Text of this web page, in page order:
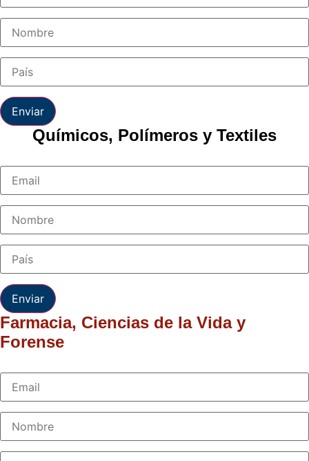
Enviar
Químicos, Polímeros y Textiles
Enviar
Farmacia, Ciencias de la Vida y
Forense